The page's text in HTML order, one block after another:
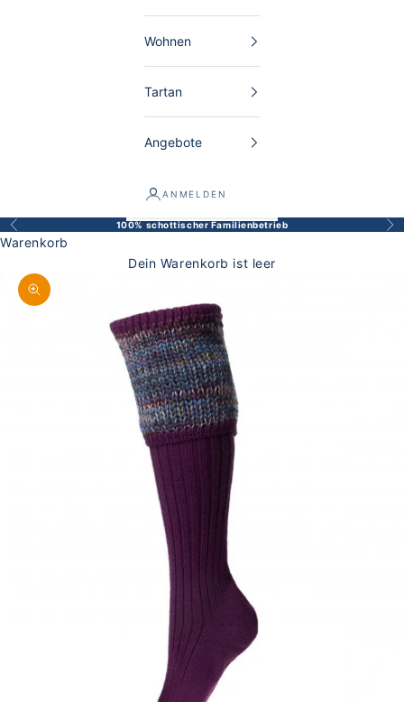
Wohnen
Tartan
Angebote
ANMELDEN
Zurück 100% schottischer Familienbetrieb Vor
Warenkorb
Dein Warenkorb ist leer
Bild vergrößern